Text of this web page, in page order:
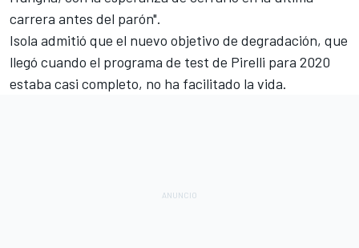
carrera antes del parón".
Isola admitió que el nuevo objetivo de degradación, que
llegó cuando el programa de test de Pirelli para 2020
estaba casi completo, no ha facilitado la vida.